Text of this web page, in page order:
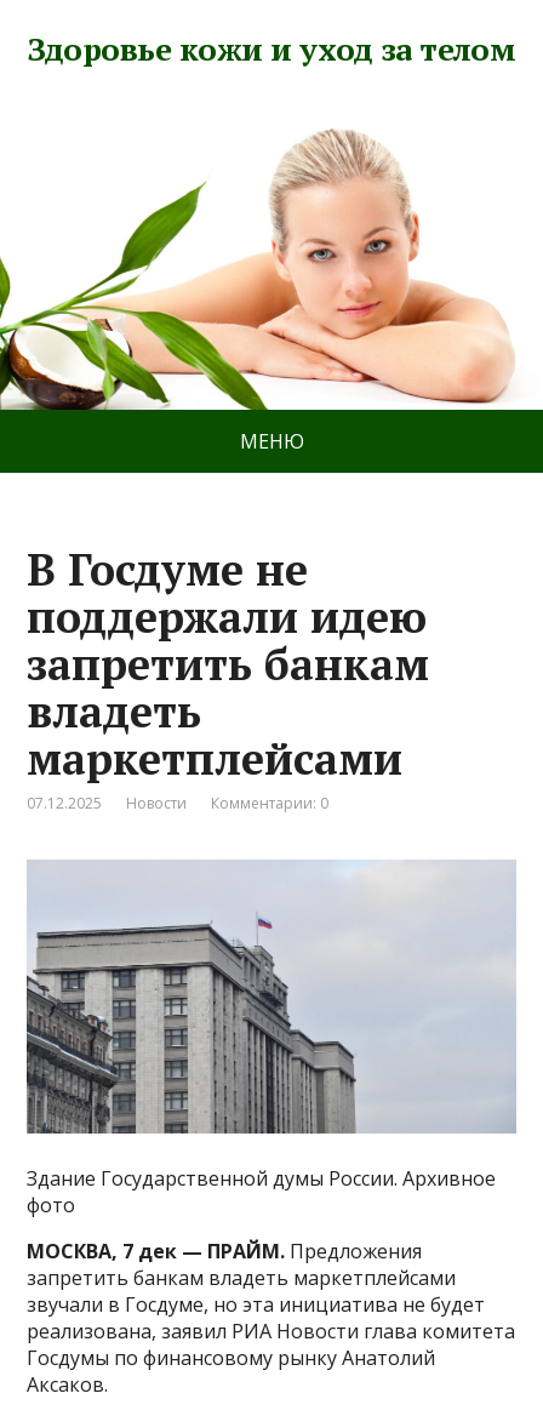
Здоровье кожи и уход за телом
МЕНЮ
В Госдуме не
поддержали идею
запретить банкам
владеть
маркетплейсами
07.12.2025 Новости Комментарии: 0
Здание Государственной думы России. Архивное
фото
МОСКВА, 7 дек — ПРАЙМ. Предложения
запретить банкам владеть маркетплейсами
звучали в Госдуме, но эта инициатива не будет
реализована, заявил РИА Новости глава комитета
Госдумы по финансовому рынку Анатолий
Аксаков.